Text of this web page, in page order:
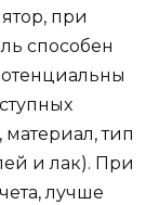
при
способен
тип
и лак). При
лучше